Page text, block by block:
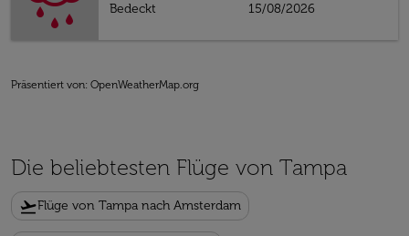
Bedeckt
15/08/2026
Präsentiert von: OpenWeatherMap.org
Die beliebtesten Flüge von Tampa
flight_takeoffFlüge von Tampa nach Amsterdam